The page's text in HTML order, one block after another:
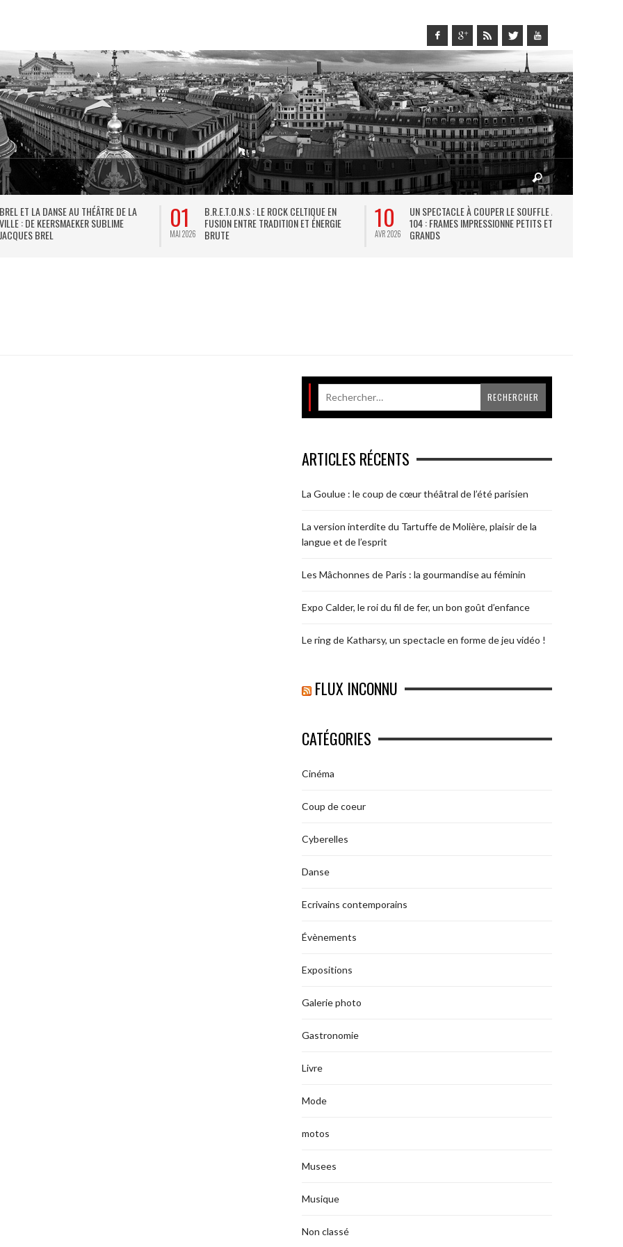
BREL ET LA DANSE AU THÉÂTRE DE LA
VILLE : DE KEERSMAEKER SUBLIME
JACQUES BREL
01
MAI 2026
B.R.E.T.O.N.S : LE ROCK CELTIQUE EN
FUSION ENTRE TRADITION ET ÉNERGIE
BRUTE
10
AVR 2026
UN SPECTACLE À COUPER LE SOUFFLE AU
104 : FRAMES IMPRESSIONNE PETITS ET
GRANDS
ARTICLES RÉCENTS
La Goulue : le coup de cœur théâtral de l’été parisien
La version interdite du Tartuffe de Molière, plaisir de la
langue et de l’esprit
Les Mâchonnes de Paris : la gourmandise au féminin
Expo Calder, le roi du fil de fer, un bon goût d’enfance
Le ring de Katharsy, un spectacle en forme de jeu vidéo !
FLUX INCONNU
CATÉGORIES
Cinéma
Coup de coeur
Cyberelles
Danse
Ecrivains contemporains
Évènements
Expositions
Galerie photo
Gastronomie
Livre
Mode
motos
Musees
Musique
Non classé